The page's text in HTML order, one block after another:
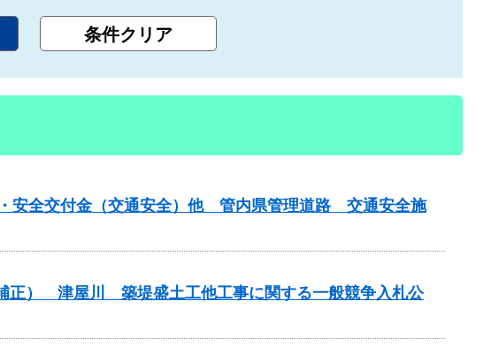
安全交付金（交通安全）他 管内県管理道路 交通安全施
正） 津屋川 築堤盛土工他工事に関する一般競争入札公